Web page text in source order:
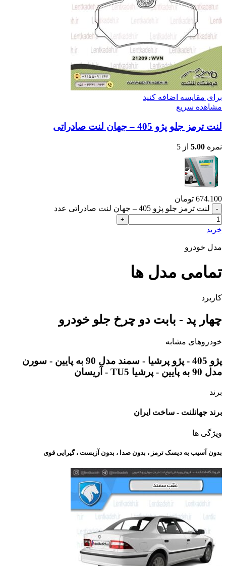
برای مقایسه اضافه کنید
مشاهده سریع
لنت ترمز جلو پژو 405 – جهان لنت صادراتی
نمره 5.00 از 5
674.100 تومان
لنت ترمز جلو پژو 405 – جهان لنت صادراتی عدد
خرید
مدل خودرو
تمامی مدل ها
کاربرد
چهار پد - بابت دو چرخ جلو خودرو
خودروهای مشابه
پژو 405 - پژو پرشیا - سمند مدل 90 به پایین - سورن
مدل 90 به پایین - پرشیا TU5 - آریسان
برند
برند جهانلنت - ساخت ایران
ویژگی ها
بدون آسیب به دیسک ترمز ، بدون صدا ، بدون آزبست ، گیرایی قوی​